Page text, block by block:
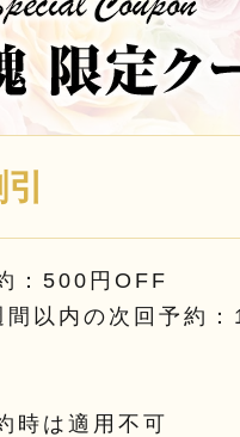
：500円OFF
以内の次回予約
時は適用不可